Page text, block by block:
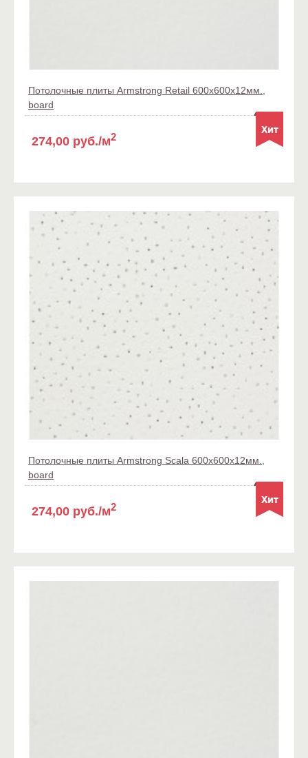
Потолочные плиты Armstrong Retail 600x600x12мм.,
board
274,00 руб./м2
Потолочные плиты Armstrong Scala 600x600x12мм.,
board
274,00 руб./м2